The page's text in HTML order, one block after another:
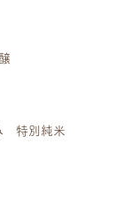
特別純米